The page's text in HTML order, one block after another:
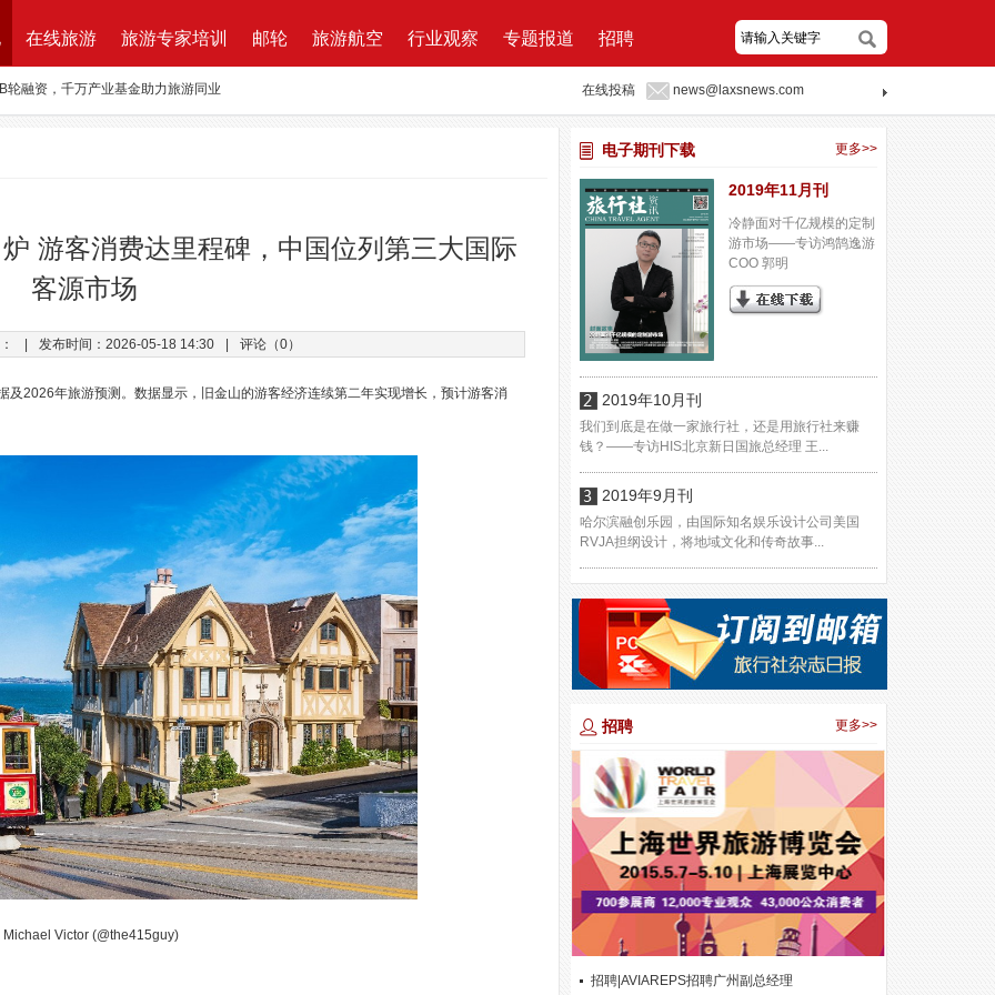
在线旅游 旅游专家培训 邮轮 旅游航空 行业观察 专题报道 招聘
轮融资，千万产业基金助力旅游同业
| 华远国旅“济南定期航班直飞巴黎”产品发布会闪耀泉城
增”说了些什么？
在线投稿 news@laxsnews.com
游客消费达里程碑，中国位列第三大国际
客源市场
发布时间：2026-05-18 14:30 评论（0）
2026年旅游预测。数据显示，旧金山的游客经济连续第二年实现增长，预计游客消
Victor (@the415guy)
更多>>
电子期刊下载
2019年11月刊
冷静面对千亿规模的定制
游市场——专访鸿鹄逸游
COO 郭明
2019年10月刊
我们到底是在做一家旅行社，还是用旅行社来赚
钱？——专访HIS北京新日国旅总经理 王...
2019年9月刊
哈尔滨融创乐园，由国际知名娱乐设计公司美国
RVJA担纲设计，将地域文化和传奇故事...
更多>>
招聘
招聘|AVIAREPS招聘广州副总经理